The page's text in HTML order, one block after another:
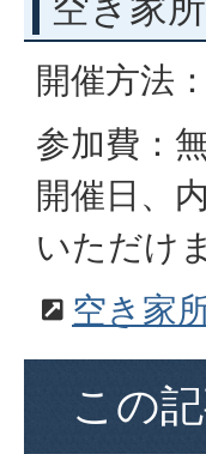
開催方法
参加費：
開催日、
いただけ
空き家
この